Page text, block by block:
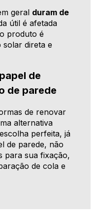
geral duram de
útil é afetada
produto é
direta e
de
de parede
de renovar
alternativa
perfeita, já
de parede, não
para sua fixação,
de cola e